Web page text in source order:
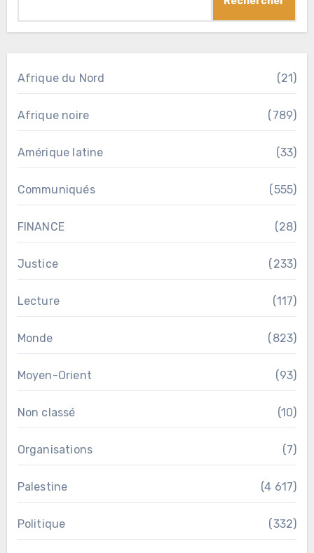
Afrique du Nord (21)
Afrique noire (789)
Amérique latine (33)
Communiqués (555)
FINANCE (28)
Justice (233)
Lecture (117)
Monde (823)
Moyen-Orient (93)
Non classé (10)
Organisations (7)
Palestine (4 617)
Politique (332)